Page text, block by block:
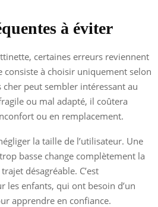
à éviter
certaines erreurs reviennent
consiste à choisir uniquement selon
peut sembler intéressant au
ou mal adapté, il coûtera
ou en remplacement.
la taille de l’utilisateur. Une
basse change complètement la
désagréable. C’est
les enfants, qui ont besoin d’un
apprendre en confiance.